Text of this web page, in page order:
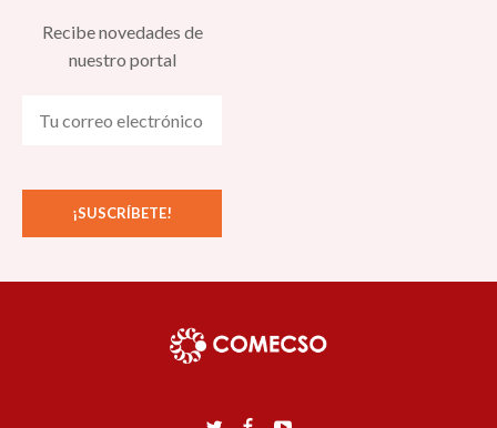
Recibe novedades de
nuestro portal